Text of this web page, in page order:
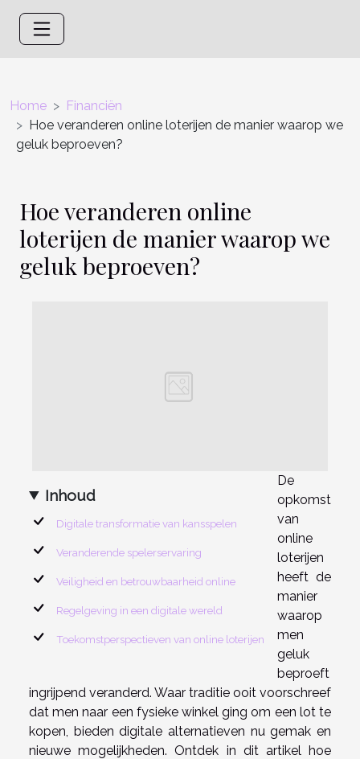
Home
Financiën
Hoe veranderen online loterijen de manier waarop we
geluk beproeven?
Hoe veranderen online
loterijen de manier waarop we
geluk beproeven?
Inhoud
Digitale transformatie van kansspelen
Veranderende spelerservaring
Veiligheid en betrouwbaarheid online
Regelgeving in een digitale wereld
Toekomstperspectieven van online loterijen
De
opkomst
van
online
loterijen
heeft de
manier
waarop
men
geluk
beproeft
ingrijpend veranderd. Waar traditie ooit voorschreef
dat men naar een fysieke winkel ging om een lot te
kopen, bieden digitale alternatieven nu gemak en
nieuwe mogelijkheden. Ontdek in dit artikel hoe